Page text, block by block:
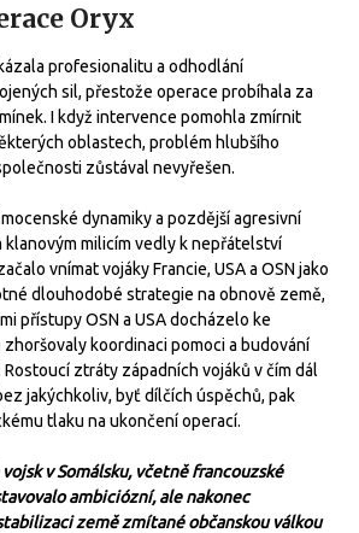
Oryx
profesionalitu a odhodlání
sil, přestože operace probíhala za
I když intervence pomohla zmírnit
oblastech, problém hlubšího
zůstával nevyřešen.
dynamiky a pozdější agresivní
milicím vedly k nepřátelství
vnímat vojáky Francie, USA a OSN jako
dlouhodobé strategie na obnově země,
přístupy OSN a USA docházelo ke
koordinaci pomoci a budování
ztráty západních vojáků v čím dál
jakýchkoliv, byť dílčích úspěchů, pak
tlaku na ukončení operací.
v Somálsku, včetně francouzské
ambiciózní, ale nakonec
země zmítané občanskou válkou